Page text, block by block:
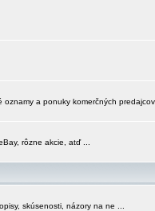
a ponuky komerčných predajcov
rôzne akcie, atď ...
skúsenosti, názory na ne ...